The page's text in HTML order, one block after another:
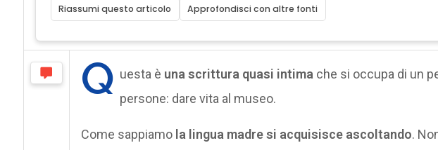
Riassumi questo articolo Approfondisci con altre fonti
Q uesta è una scrittura quasi intima che si occupa di un
persone: dare vita al museo.
Come sappiamo la lingua madre si acquisisce ascoltando.